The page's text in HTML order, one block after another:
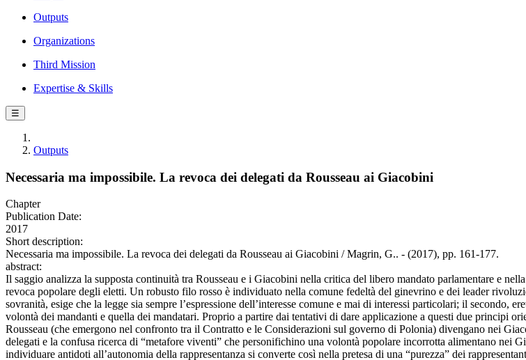
Outputs
Organizations
Third Mission
Expertise & Skills
☰
Outputs
Necessaria ma impossibile. La revoca dei delegati da Rousseau ai Giacobini
Chapter
Publication Date:
2017
Short description:
Necessaria ma impossibile. La revoca dei delegati da Rousseau ai Giacobini / Magrin, G.. - (2017), pp. 161-177.
abstract:
Il saggio analizza la supposta continuità tra Rousseau e i Giacobini nella critica del libero mandato parlamentare e
revoca popolare degli eletti. Un robusto filo rosso è individuato nella comune fedeltà del ginevrino e dei leader
sovranità, esige che la legge sia sempre l’espressione dell’interesse comune e mai di interessi particolari; il secondo,
volontà dei mandanti e quella dei mandatari. Proprio a partire dai tentativi di dare applicazione a questi due principi
Rousseau (che emergono nel confronto tra il Contratto e le Considerazioni sul governo di Polonia) divengano nei
delegati e la confusa ricerca di “metafore viventi” che personifichino una volontà popolare incorrotta alimentano nei
individuare antidoti all’autonomia della rappresentanza si converte così nella pretesa di una “purezza” dei